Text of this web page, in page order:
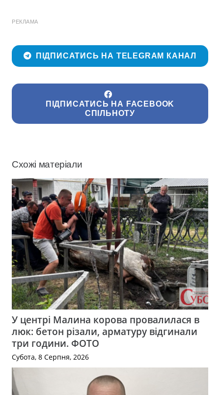
РЕКЛАМА
ПІДПИСАТИСЬ НА TELEGRAM КАНАЛ
ПІДПИСАТИСЬ НА FACEBOOK
СПІЛЬНОТУ
Схожі матеріали
У центрі Малина корова провалилася в
люк: бетон різали, арматуру відгинали
три години. ФОТО
Субота, 8 Серпня, 2026